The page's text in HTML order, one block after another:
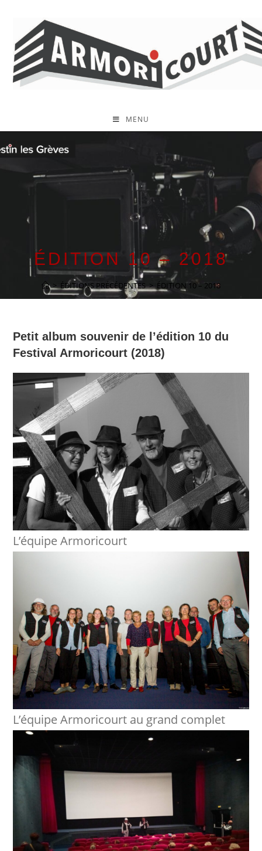
MENU
ÉDITION 10 – 2018
> ÉDITIONS PRÉCÉDENTES > ÉDITION 10 – 2018
Petit album souvenir de l’édition 10 du
Festival Armoricourt (2018)
L’équipe Armoricourt
L’équipe Armoricourt au grand complet